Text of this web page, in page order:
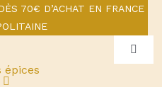
70€ D’ACHAT EN FRANCE
Toggle